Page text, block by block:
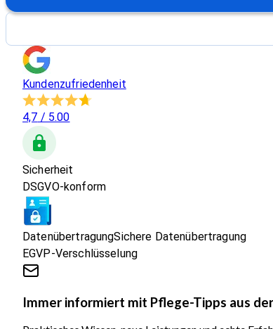
Kundenzufriedenheit
4,7 / 5.00
Sicherheit
DSGVO-konform
DatenübertragungSichere Datenübertragung
EGVP-Verschlüsselung
Immer informiert mit Pflege-Tipps aus